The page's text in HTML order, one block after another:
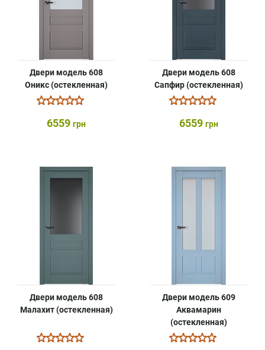
Двери модель 608
Оникс (остекленная)
6559 грн
Двери модель 608
Сапфир (остекленная)
6559 грн
Двери модель 608
Малахит (остекленная)
Двери модель 609
Аквамарин
(остекленная)